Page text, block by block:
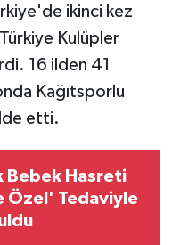
ikinci kez
Kulüpler
16 ilden 41
Kağıtsporlu
etti.
Bebek Hasreti
Özel' Tedaviyle